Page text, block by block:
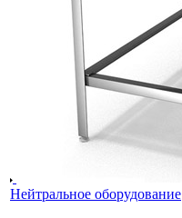
Нейтральное оборудование